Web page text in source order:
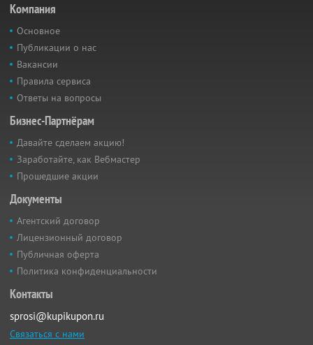
Компания
Основное
Публикации о нас
Вакансии
Правила сервиса
Ответы на вопросы
Бизнес-Партнёрам
Давайте сделаем акцию!
Заработайте, как Вебмастер
Прошедшие акции
Документы
Агентский договор
Лицензионный договор
Публичная оферта
Политика конфиденциальности
Контакты
sprosi@kupikupon.ru
Связаться с нами